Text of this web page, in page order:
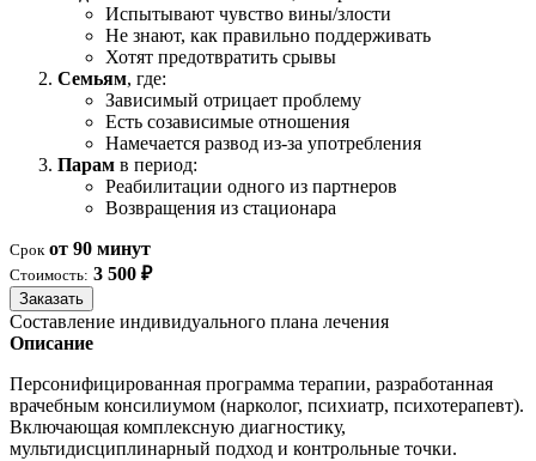
Испытывают чувство вины/злости
Не знают, как правильно поддерживать
Хотят предотвратить срывы
Семьям, где:
Зависимый отрицает проблему
Есть созависимые отношения
Намечается развод из-за употребления
Парам в период:
Реабилитации одного из партнеров
Возвращения из стационара
Срок от 90 минут
Стоимость: 3 500 ₽
Заказать
Составление индивидуального плана лечения
Описание
Персонифицированная программа терапии, разработанная
врачебным консилиумом (нарколог, психиатр, психотерапевт).
Включающая комплексную диагностику,
мультидисциплинарный подход и контрольные точки.